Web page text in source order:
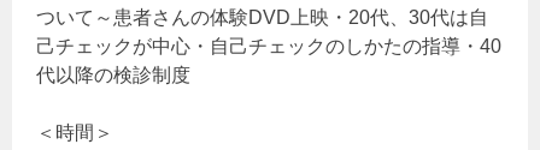
ついて～患者さんの体験DVD上映・20代、30代は自
己チェックが中心・自己チェックのしかたの指導・40
代以降の検診制度
＜時間＞